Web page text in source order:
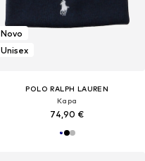
Novo
Unisex
POLO RALPH LAUREN
Kapa
74,90 €